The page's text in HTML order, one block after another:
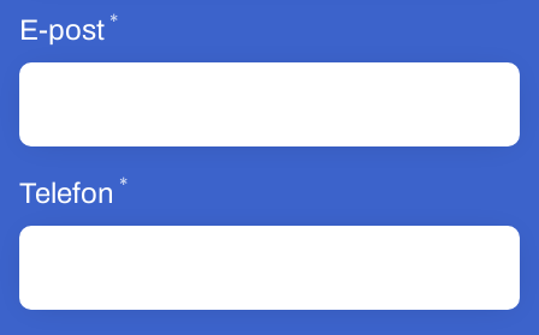
E-post *Obligatoriskt
Telefon *Obligatoriskt